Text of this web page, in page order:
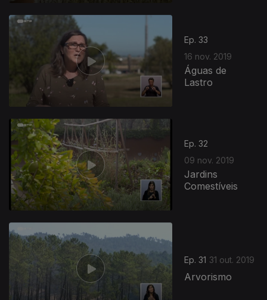
Ep. 33
16 nov. 2019
Águas de
Lastro
Ep. 32
09 nov. 2019
Jardins
Comestíveis
Ep. 31 31 out. 2019
Arvorismo